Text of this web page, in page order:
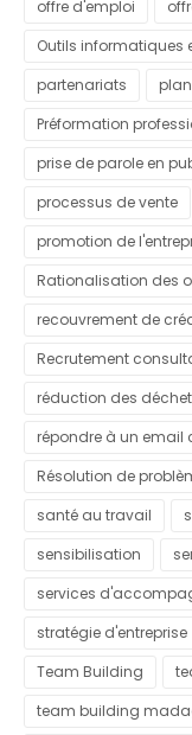
offre d'emploi
Outils informatiques
partenariats
Préformation
commune urbaine
prise de parole en
processus de vente
promotion de
Rationalisation des
recouvrement de
Recrutement
réduction des
répondre à un email
Résolution de
santé au travail
sensibilisation
services
stratégie d'entreprise
Team Building
team building